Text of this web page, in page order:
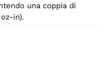
una coppia di
in).